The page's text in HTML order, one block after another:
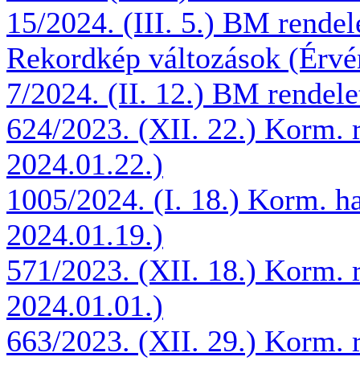
15/2024. (III. 5.) BM
Rekordkép változások
7/2024. (II. 12.) BM
624/2023. (XII. 22.) Korm.
2024.01.22.)
1005/2024. (I. 18.) Korm.
2024.01.19.)
571/2023. (XII. 18.) Korm.
2024.01.01.)
663/2023. (XII. 29.) Korm.